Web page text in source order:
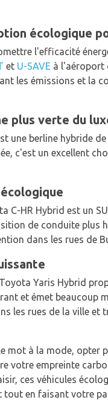
écologique
l'efficacité
et U-SAVE à l'aéroport
les émissions et la
plus verte du
une berline hybride
c'est un excellent
C-HR Hybrid est un
de conduite plus
dans les rues de
Yaris Hybrid
et émet beaucoup
les rues de la ville
mot à la mode, opter
votre empreinte
ces véhicules
tout en faisant votre